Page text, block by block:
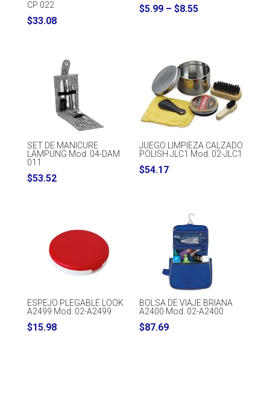
CP 022
$33.08
$5.99 – $8.55Price
$8.55
SET DE MANICURE
LAMPUNG Mod. 04-DAM
011
$53.52
JUEGO LIMPIEZA CALZADO
POLISH JLC1 Mod. 02-JLC1
$54.17
ESPEJO PLEGABLE LOOK
A2499 Mod. 02-A2499
$15.98
BOLSA DE VIAJE BRIANA
A2400 Mod. 02-A2400
$87.69